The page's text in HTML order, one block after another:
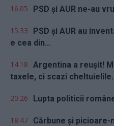
16.05 PSD și AUR ne-au
15.33
PSD și AUR au
e cea din...
14.18 Argentina a reușit!
taxele, ci scazi
20.26 Lupta politicii
18.47 Cărbune și picioare-